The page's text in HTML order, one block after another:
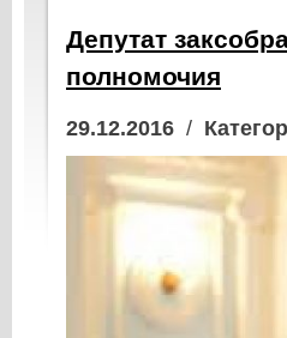
Депутат
полномочия
29.12.2016 /